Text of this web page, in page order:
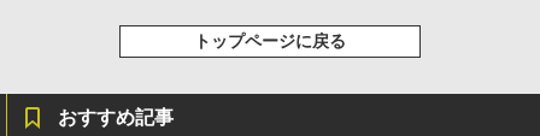
トップページに戻る
おすすめ記事